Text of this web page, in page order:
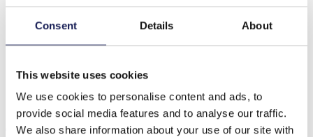
Consent Details About
This website uses cookies
We use cookies to personalise content and ads, to
provide social media features and to analyse our traffic.
We also share information about your use of our site with
Beschrijving
H-D24.1 N536-209B Long Necklace Boho Shells and
Anderen kochten ook